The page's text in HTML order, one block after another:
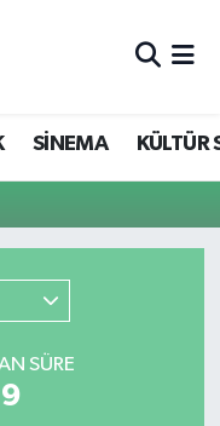
SİNEMA KÜLTÜR
SÜRE